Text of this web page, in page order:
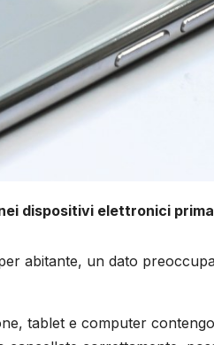
dispositivi elettronici
abitante, un dato
tablet e computer